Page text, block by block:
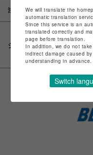
注意事項
シェアする
We will translate the
automatic translation
Since this service is an
translated correctly and
page before translation.
In addition, we do not
indirect damage caused
understanding in advance.
Switch